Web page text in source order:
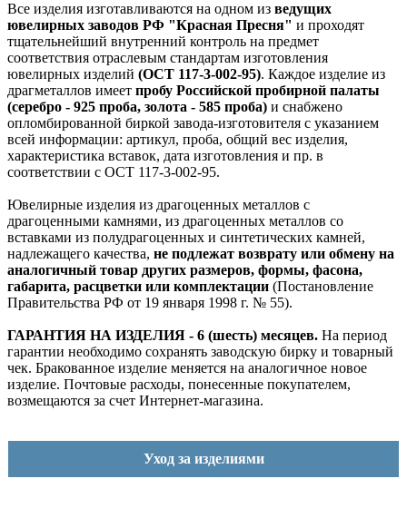
Все изделия изготавливаются на одном из ведущих
ювелирных заводов РФ "Красная Пресня" и проходят
тщательнейший внутренний контроль на предмет
соответствия отраслевым стандартам изготовления
ювелирных изделий (ОСТ 117-3-002-95). Каждое изделие из
драгметаллов имеет пробу Российской пробирной палаты
(серебро - 925 проба, золота - 585 проба) и снабжено
опломбированной биркой завода-изготовителя с указанием
всей информации: артикул, проба, общий вес изделия,
характеристика вставок, дата изготовления и пр. в
соответствии с ОСТ 117-3-002-95.
Ювелирные изделия из драгоценных металлов с
драгоценными камнями, из драгоценных металлов со
вставками из полудрагоценных и синтетических камней,
надлежащего качества, не подлежат возврату или обмену на
аналогичный товар других размеров, формы, фасона,
габарита, расцветки или комплектации (Постановление
Правительства РФ от 19 января 1998 г. № 55).
ГАРАНТИЯ НА ИЗДЕЛИЯ - 6 (шесть) месяцев. На период
гарантии необходимо сохранять заводскую бирку и товарный
чек. Бракованное изделие меняется на аналогичное новое
изделие. Почтовые расходы, понесенные покупателем,
возмещаются за счет Интернет-магазина.
Уход за изделиями